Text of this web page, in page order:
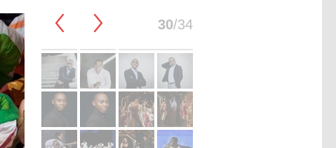
30/34